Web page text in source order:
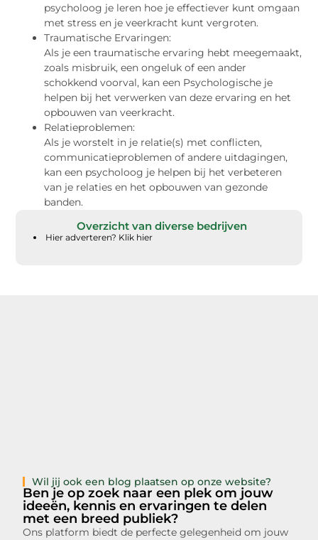
psycholoog je leren hoe je effectiever kunt omgaan
met stress en je veerkracht kunt vergroten.
Traumatische Ervaringen:
Als je een traumatische ervaring hebt meegemaakt,
zoals misbruik, een ongeluk of een ander
schokkend voorval, kan een Psychologische je
helpen bij het verwerken van deze ervaring en het
opbouwen van veerkracht.
Relatieproblemen:
Als je worstelt in je relatie(s) met conflicten,
communicatieproblemen of andere uitdagingen,
kan een psycholoog je helpen bij het verbeteren
van je relaties en het opbouwen van gezonde
banden.
Overzicht van diverse bedrijven
Hier adverteren? Klik hier
Wil jij ook een blog plaatsen op onze website?
Ben je op zoek naar een plek om jouw
ideeën, kennis en ervaringen te delen
met een breed publiek?
Ons platform biedt de perfecte gelegenheid om jouw